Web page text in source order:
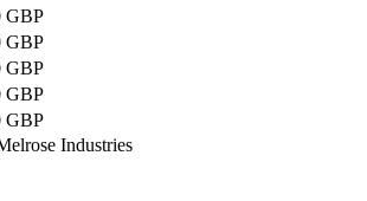
GBP
GBP
GBP
GBP
GBP
Industries